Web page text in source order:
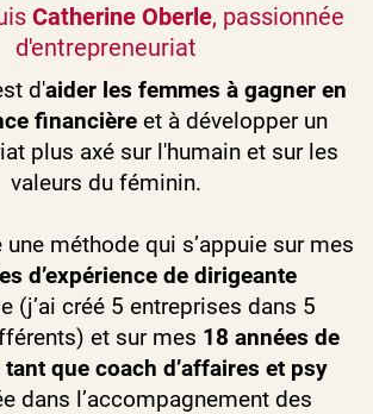
Catherine Oberle, passionnée
d'entrepreneuriat
d'aider les femmes à gagner en
financière et à développer un
plus axé sur l'humain et sur les
valeurs du féminin.
méthode qui s’appuie sur mes
d’expérience de dirigeante
(j’ai créé 5 entreprises dans 5
et sur mes 18 années de
que coach d’affaires et psy
dans l’accompagnement des